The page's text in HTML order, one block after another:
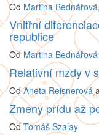
Od Martina Bednářová
Vnitřní
republice
OdMartina Bednářová
Relativní mzdy v
OdAneta Reisnerová
Zmeny prídu až
OdTomáš Szalay